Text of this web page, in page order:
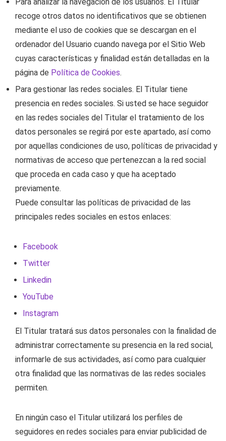
recoge otros datos no identificativos que se obtienen
mediante el uso de cookies que se descargan en el
ordenador del Usuario cuando navega por el Sitio Web
cuyas características y finalidad están detalladas en la
página de Política de Cookies.
Para gestionar las redes sociales. El Titular tiene
presencia en redes sociales. Si usted se hace seguidor
en las redes sociales del Titular el tratamiento de los
datos personales se regirá por este apartado, así como
por aquellas condiciones de uso, políticas de privacidad y
normativas de acceso que pertenezcan a la red social
que proceda en cada caso y que ha aceptado
previamente.
Puede consultar las políticas de privacidad de las
principales redes sociales en estos enlaces:
Facebook
Twitter
Linkedin
YouTube
Instagram
El Titular tratará sus datos personales con la finalidad de
administrar correctamente su presencia en la red social,
informarle de sus actividades, así como para cualquier
otra finalidad que las normativas de las redes sociales
permiten.
En ningún caso el Titular utilizará los perfiles de
seguidores en redes sociales para enviar publicidad de